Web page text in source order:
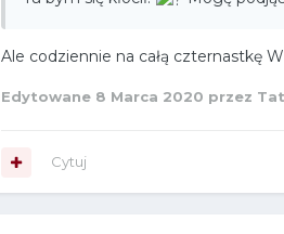
Ale codziennie na całą czternastkę
Edytowane 8 Marca 2020 przez
Cytuj